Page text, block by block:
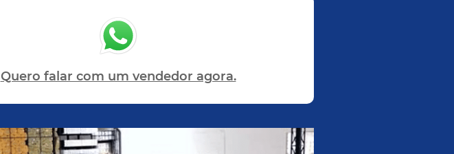
Quero falar com um vendedor agora.